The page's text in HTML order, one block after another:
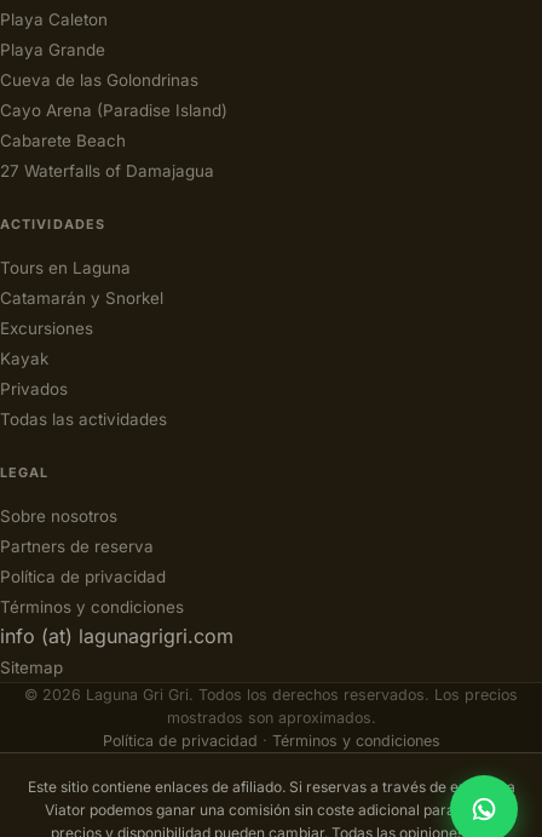
Playa Caleton
Playa Grande
Cueva de las Golondrinas
Cayo Arena (Paradise Island)
Cabarete Beach
27 Waterfalls of Damajagua
ACTIVIDADES
Tours en Laguna
Catamarán y Snorkel
Excursiones
Kayak
Privados
Todas las actividades
LEGAL
Sobre nosotros
Partners de reserva
Política de privacidad
Términos y condiciones
info (at) lagunagrigri.com
Sitemap
© 2026 Laguna Gri Gri. Todos los derechos reservados. Los precios
mostrados son aproximados.
Política de privacidad · Términos y condiciones
Este sitio contiene enlaces de afiliado. Si reservas a través de enlaces a
Viator podemos ganar una comisión sin coste adicional para ti. Los
precios y disponibilidad pueden cambiar. Todas las opiniones son